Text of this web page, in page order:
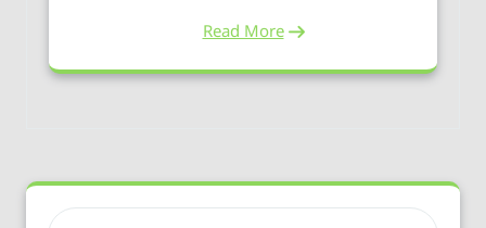
Read More